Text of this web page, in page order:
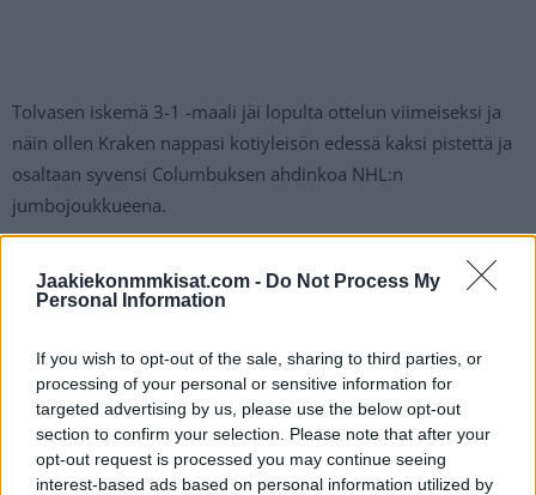
Jaakiekonmmkisat.com - Do Not Process My
Personal Information
If you wish to opt-out of the sale, sharing to third parties, or
processing of your personal or sensitive information for
targeted advertising by us, please use the below opt-out
section to confirm your selection. Please note that after your
opt-out request is processed you may continue seeing
interest-based ads based on personal information utilized by
Tolvasen iskemä 3-1 -maali jäi lopulta ottelun viimeiseksi ja
näin ollen Kraken nappasi kotiyleisön edessä kaksi pistettä ja
osaltaan syvensi Columbuksen ahdinkoa NHL:n
jumbojoukkueena.
Eeli Tolvanen iskee jälleen – maaliputki
https://twitter.com/NHL_fi/status/1619614221708181505
Jos twiitti ei näy laitteellasi voit katsoa sen suoraan Twitteristä